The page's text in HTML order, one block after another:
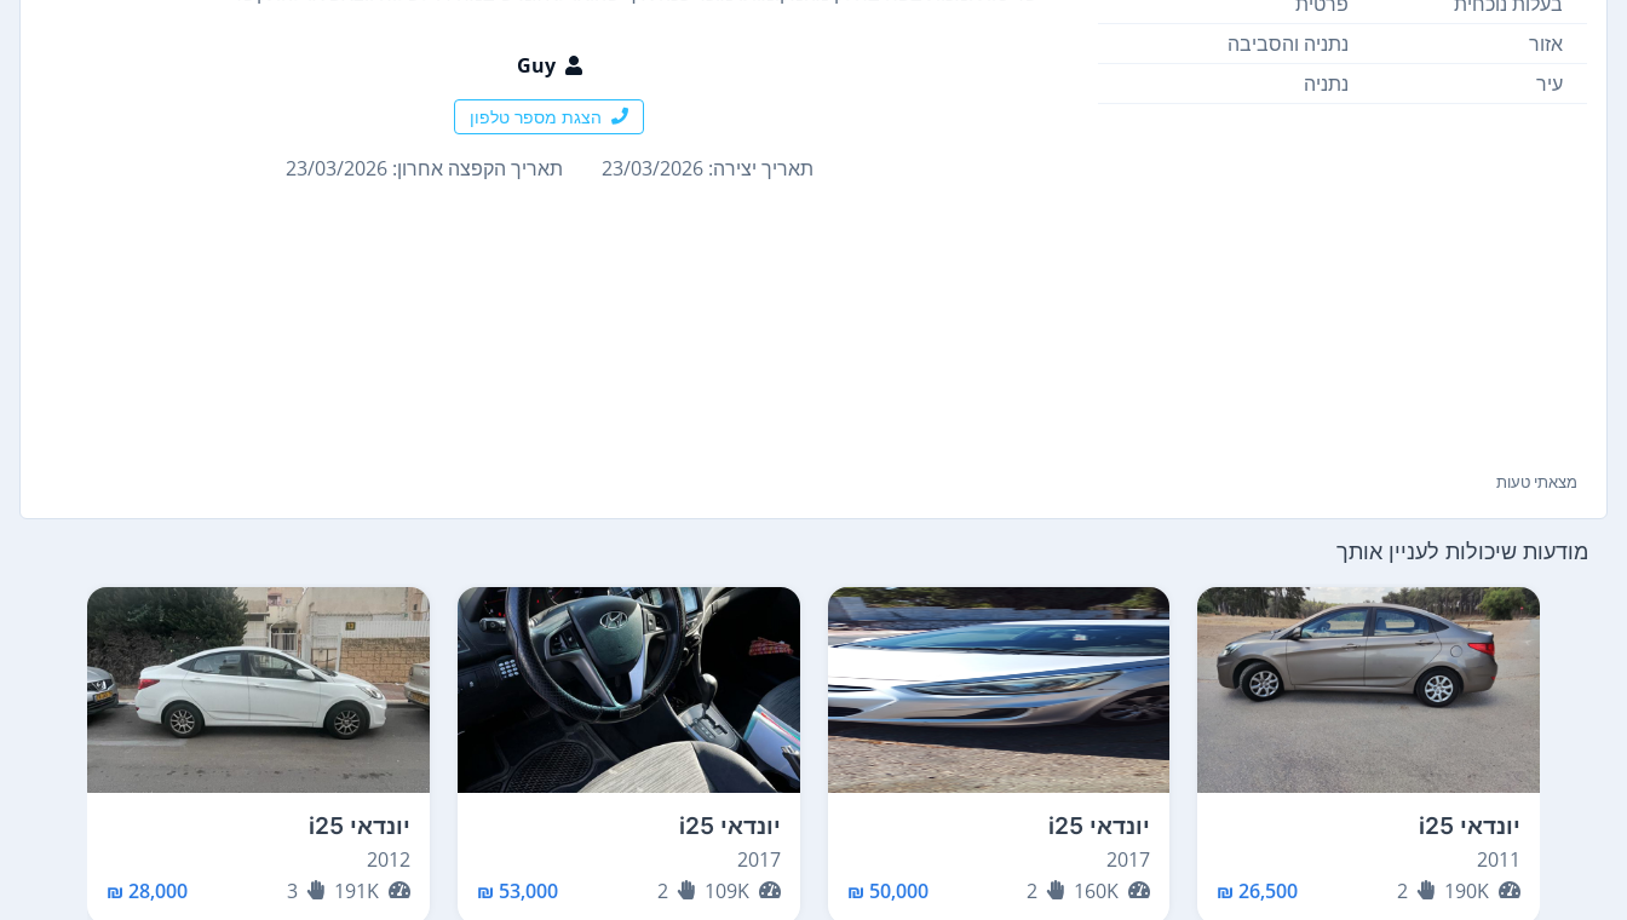
אזור
נתניה והסביבה
עיר
נתניה
Guy
הצגת מספר טלפון
תאריך יצירה: 23/03/2026 תאריך הקפצה אחרון: 23/03/2026
מצאתי טעות
מודעות שיכולות לעניין אותך
יונדאי i25
2011
190K
2
26,500 ₪
יונדאי i25
2017
160K
2
50,000 ₪
יונדאי i25
2017
109K
2
53,000 ₪
יונדאי i25
2012
191K
3
28,000 ₪